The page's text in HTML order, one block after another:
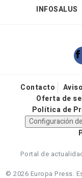
INFOSALUS
Contacto
Oferta de
Política de
Configuración
Portal de
© 2026 Europa Press.